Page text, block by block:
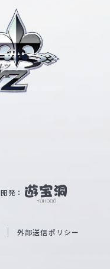
開発：
外部送信ポリシー